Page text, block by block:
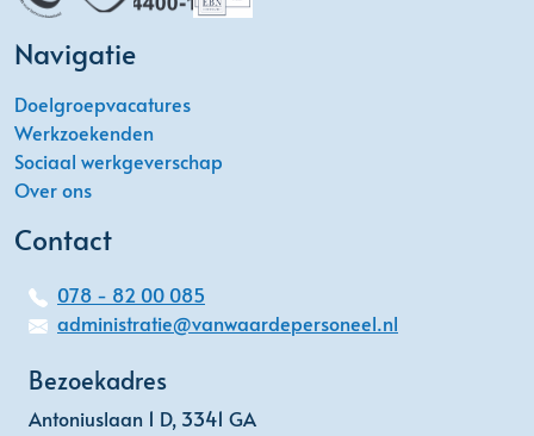
Navigatie
Doelgroepvacatures
Werkzoekenden
Sociaal werkgeverschap
Over ons
Contact
078 - 82 00 085
administratie@vanwaardepersoneel.nl
Bezoekadres
Antoniuslaan 1 D, 3341 GA